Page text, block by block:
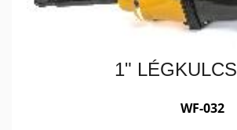
1" LÉGKULCS
WF-032